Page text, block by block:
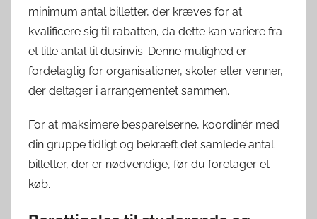
minimum antal billetter, der kræves for at
kvalificere sig til rabatten, da dette kan variere fra
et lille antal til dusinvis. Denne mulighed er
fordelagtig for organisationer, skoler eller venner,
der deltager i arrangementet sammen.
For at maksimere besparelserne, koordinér med
din gruppe tidligt og bekræft det samlede antal
billetter, der er nødvendige, før du foretager et
køb.